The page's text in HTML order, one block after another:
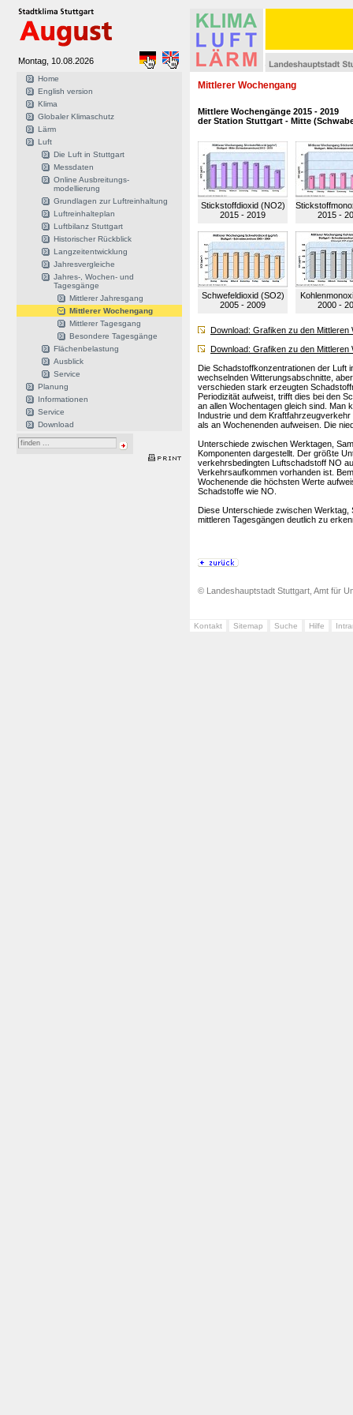
Montag, 10.08.2026
Home
English version
Klima
Globaler Klimaschutz
Lärm
Luft
Die Luft in Stuttgart
Messdaten
Online Ausbreitungs-
modellierung
Grundlagen zur Luftreinhaltung
Luftreinhalteplan
Luftbilanz Stuttgart
Historischer Rückblick
Langzeitentwicklung
Jahresvergleiche
Jahres-, Wochen- und
Tagesgänge
Mittlerer Jahresgang
Mittlerer Wochengang
Mittlerer Tagesgang
Besondere Tagesgänge
Flächenbelastung
Ausblick
Service
Planung
Informationen
Service
Download
Mittlerer Wochengang
Mittlere Wochengänge 2015 - 2019
der Station Stuttgart - Mitte
Stickstoffdioxid (NO2)
2015 - 2019
2015 -
Schwefeldioxid (SO2)
2005 - 2009
2000 -
Download: Grafiken zu den
Download: Grafiken zu den
Die Schadstoffkonzentrationen der Luft
wechselnden Witterungsabschnitte,
verschieden stark erzeugten
Periodizität aufweist, trifft dies bei den
an allen Wochentagen gleich sind.
Industrie und dem
als an Wochenenden aufweisen. Die
Unterschiede zwischen Werktagen,
Komponenten dargestellt. Der größte
verkehrsbedingten Luftschadstoff NO
Verkehrsaufkommen vorhanden ist.
Wochenende die höchsten Werte
Schadstoffe wie NO.
Diese Unterschiede zwischen Werktag,
mittleren Tagesgängen deutlich zu
© Landeshauptstadt Stuttgart, Amt für
Kontakt Sitemap Suche Hilfe